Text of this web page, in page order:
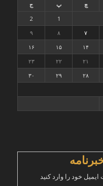
چ پ ج
1
2
۷ ۸
۹
۱۴ ۱۵
۱۶
۲۱ ۲۲
۲۳
۲۸ ۲۹
۳۰
خود را وارد کنید